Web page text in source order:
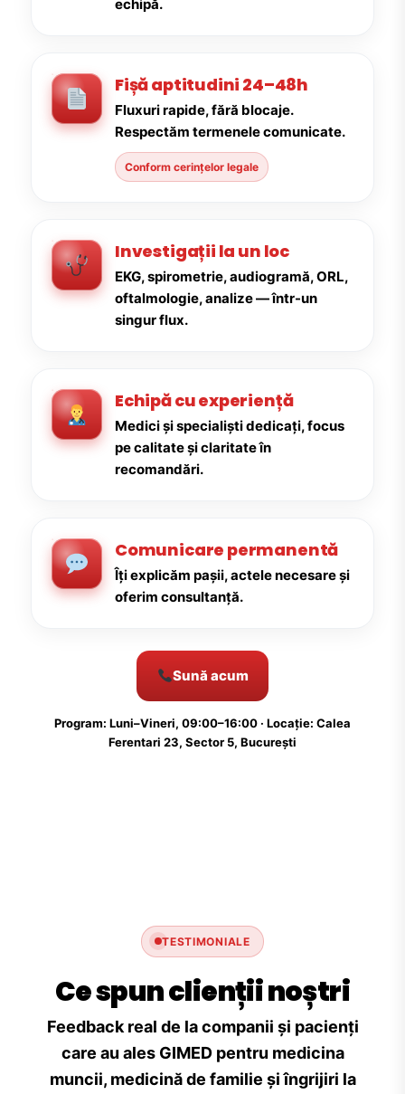
echipă.
Fișă aptitudini 24–48h
Fluxuri rapide, fără blocaje.
Respectăm termenele comunicate.
Conform cerințelor legale
Investigații la un loc
EKG, spirometrie, audiogramă, ORL,
oftalmologie, analize — într-un
singur flux.
Echipă cu experiență
Medici și specialiști dedicați, focus
pe calitate și claritate în
recomandări.
Comunicare permanentă
Îți explicăm pașii, actele necesare și
oferim consultanță.
Sună acum
Program: Luni–Vineri, 09:00–16:00 · Locație: Calea
Ferentari 23, Sector 5, București
TESTIMONIALE
Ce spun clienții noștri
Feedback real de la companii și pacienți
care au ales GIMED pentru medicina
muncii, medicină de familie și îngrijiri la